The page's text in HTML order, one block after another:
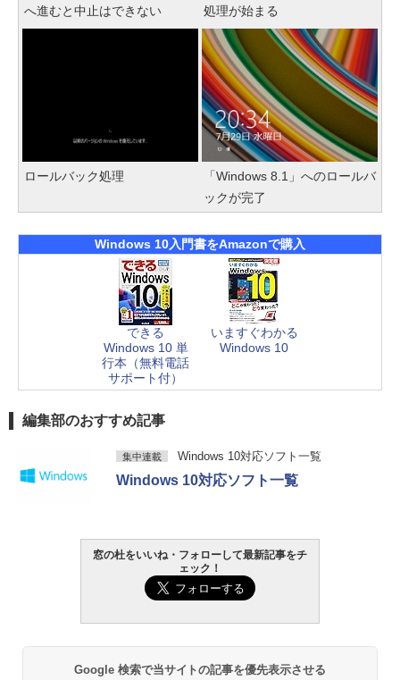
へ進むと中止はできない
処理が始まる
ロールバック処理
「Windows 8.1」へのロールバ
ックが完了
Windows 10入門書をAmazonで購入
できる
Windows 10 単
行本（無料電話
サポート付）
いますぐわかる
Windows 10
編集部のおすすめ記事
集中連載 Windows 10対応ソフト一覧
Windows 10対応ソフト一覧
窓の杜をいいね・フォローして最新記事をチ
ェック！
Google 検索で当サイトの記事を優先表示させる